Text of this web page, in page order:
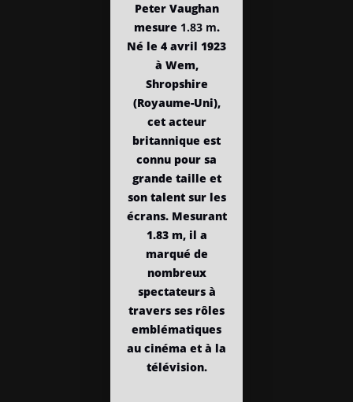
Peter Vaughan
mesure 1.83 m.
Né le 4 avril 1923
à Wem,
Shropshire
(Royaume-Uni),
cet acteur
britannique est
connu pour sa
grande taille et
son talent sur les
écrans. Mesurant
1.83 m, il a
marqué de
nombreux
spectateurs à
travers ses rôles
emblématiques
au cinéma et à la
télévision.